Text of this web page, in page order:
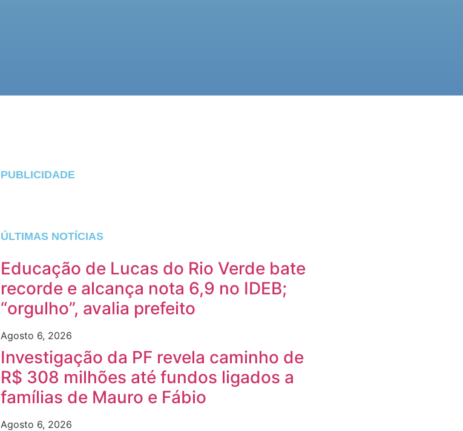
PUBLICIDADE
ÚLTIMAS NOTÍCIAS
Educação de Lucas do Rio Verde bate
recorde e alcança nota 6,9 no IDEB;
“orgulho”, avalia prefeito
Agosto 6, 2026
Investigação da PF revela caminho de
R$ 308 milhões até fundos ligados a
famílias de Mauro e Fábio
Agosto 6, 2026